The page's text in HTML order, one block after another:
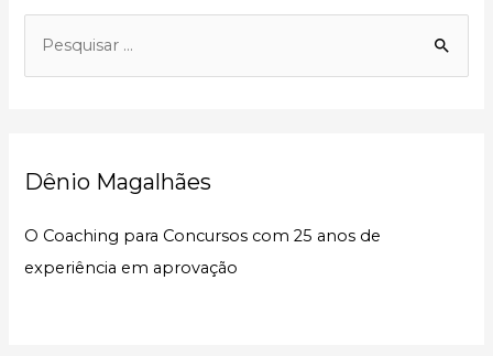
iDênio Magalhães
O Coaching para Concursos com 25 anos de
experiência em aprovação